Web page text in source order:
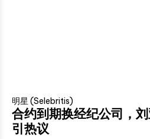
明星 (Selebritis)
合约到期换经纪公司，
引热议